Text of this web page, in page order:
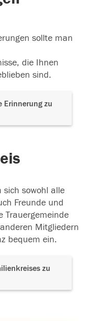
sollte man
die Ihnen
sind.
Erinnerung zu
sich sowohl alle
Freunde und
Trauergemeinde
Mitgliedern
bequem ein.
zu